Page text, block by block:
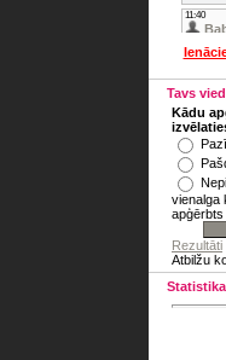
Tavs
Kādu
vienalga
apģērbts
Rezultāti
Atbilžu
Statistika